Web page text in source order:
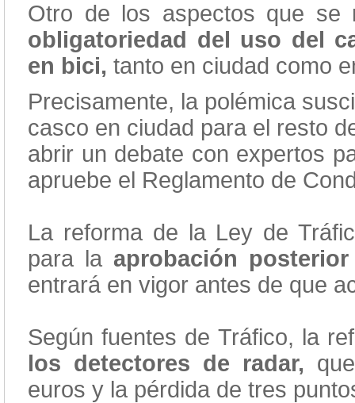
Otro de los aspectos que
obligatoriedad del uso del
en bici, tanto en ciudad como
Precisamente, la polémica
casco en ciudad para el resto
abrir un debate con expertos
apruebe el Reglamento de
La reforma de la Ley de
para la aprobación
entrará en vigor antes de que
Según fuentes de Tráfico, la
los detectores de radar,
euros y la pérdida de tres